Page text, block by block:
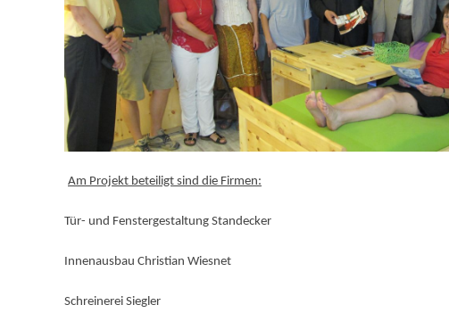
Am Projekt beteiligt sind die Firmen:
Tür- und Fenstergestaltung Standecker
Innenausbau Christian Wiesnet
Schreinerei Siegler